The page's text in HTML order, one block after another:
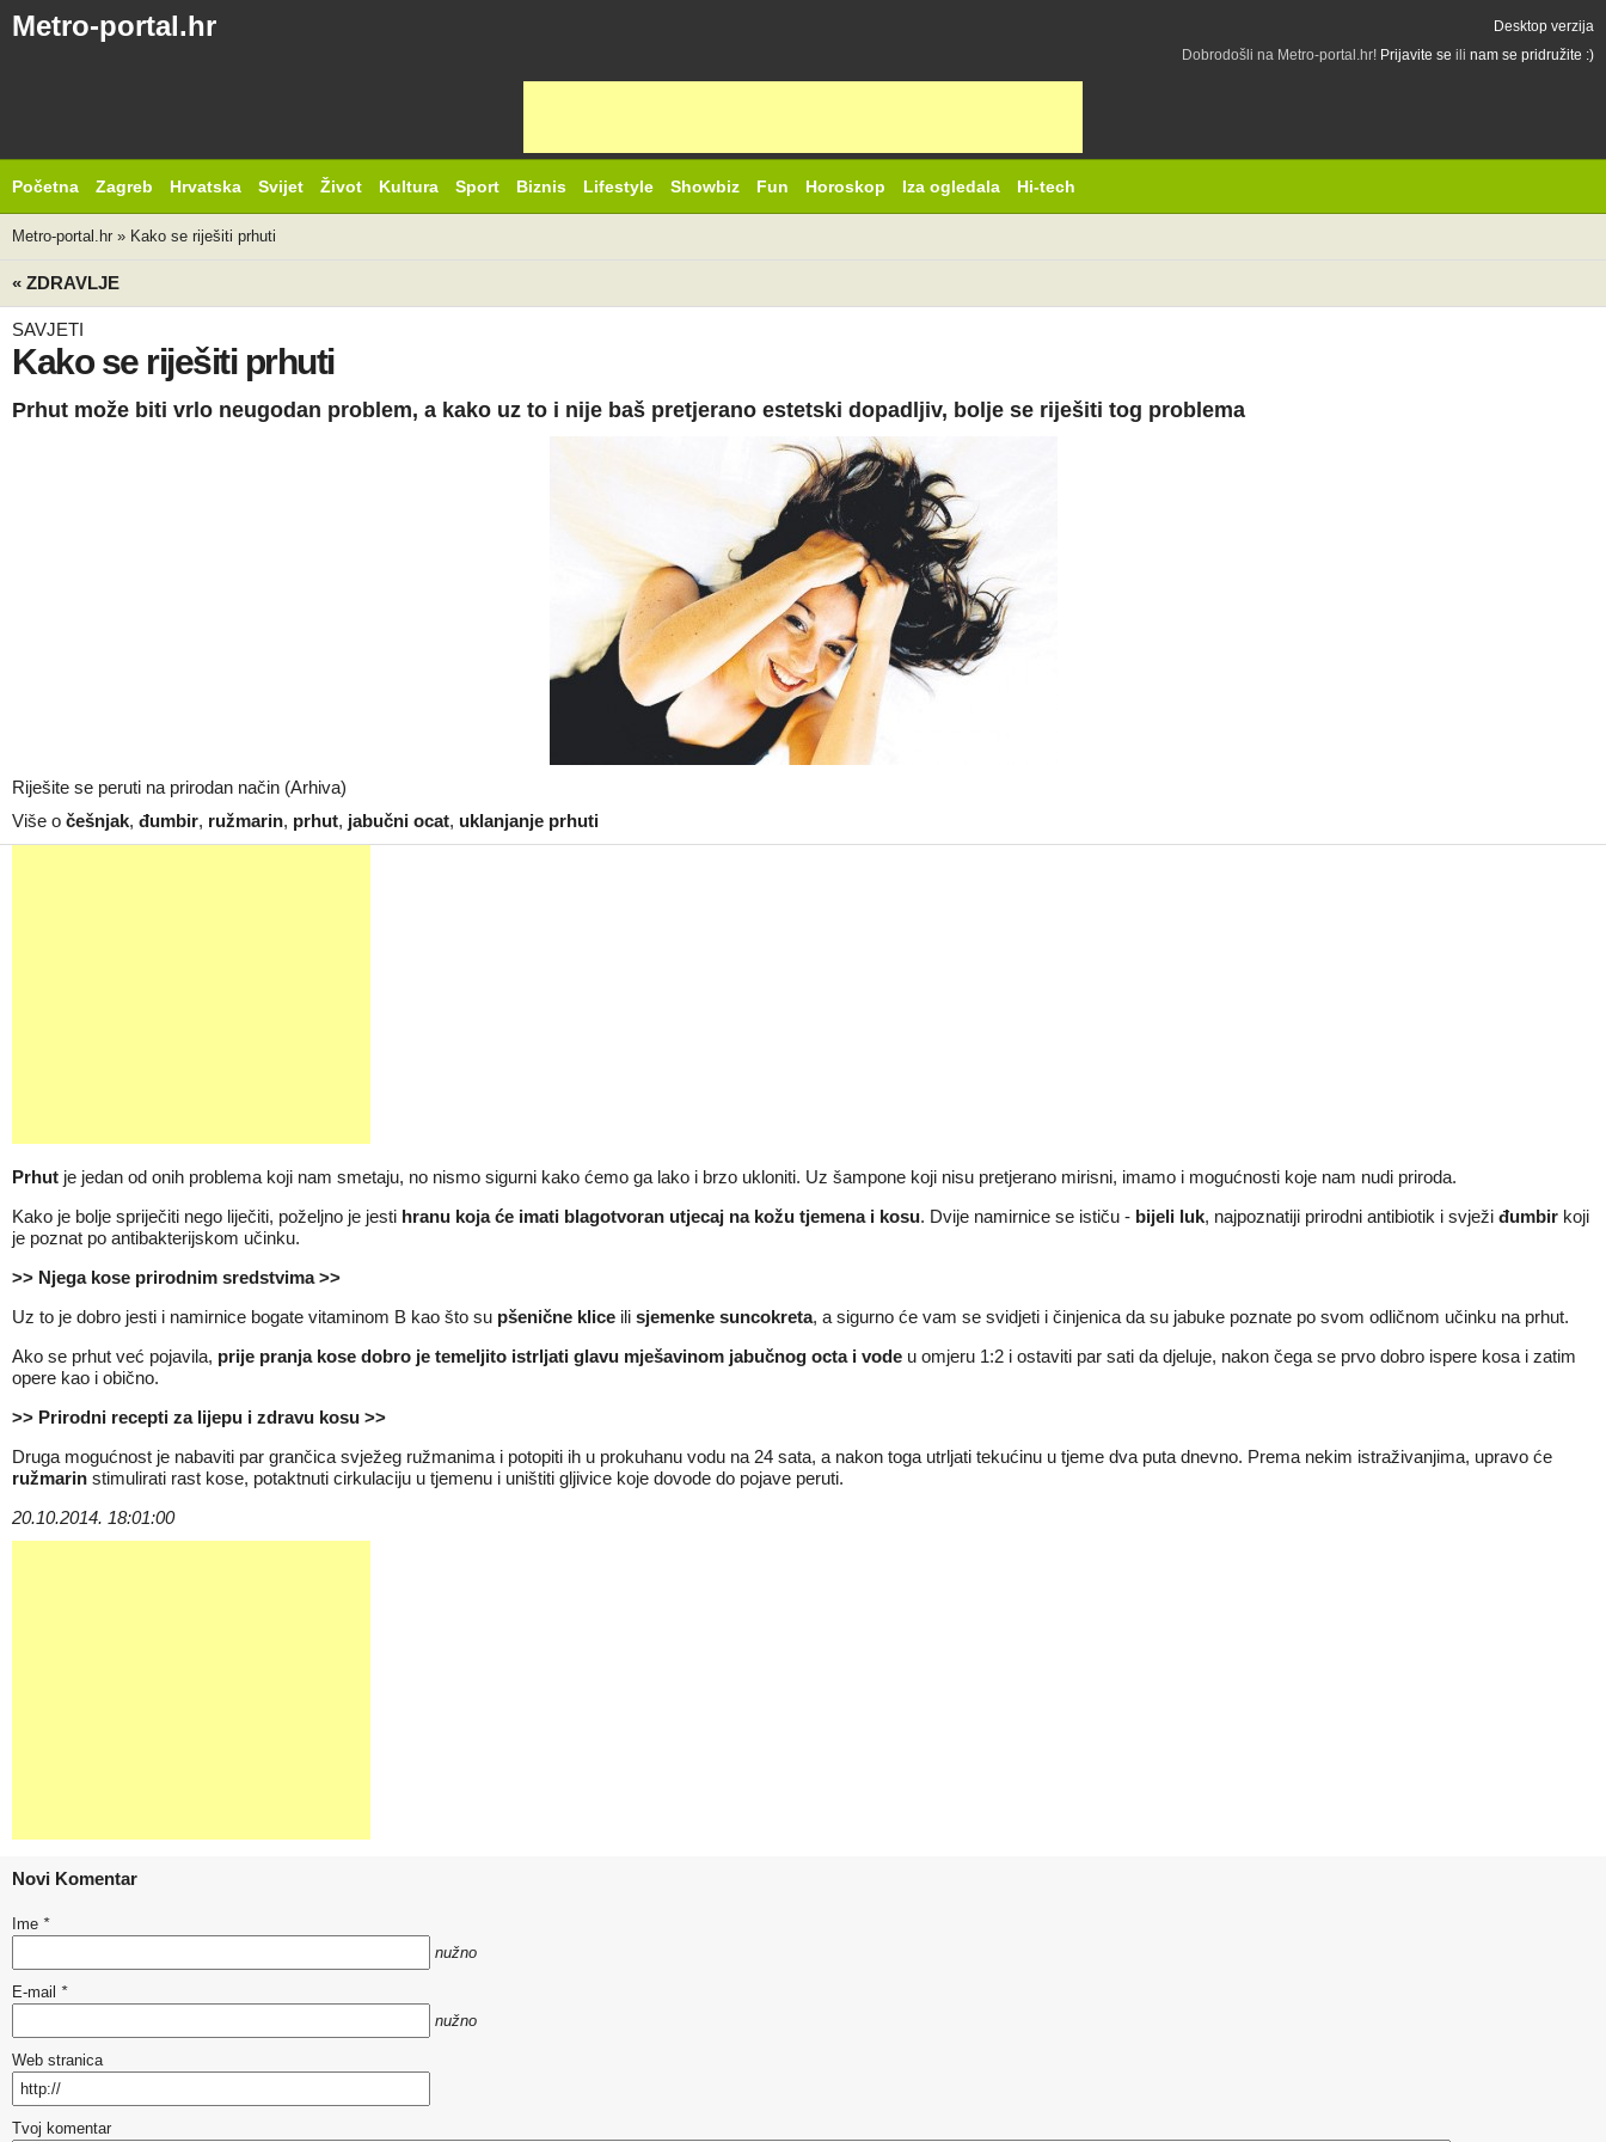
Metro-portal.hr
Desktop verzija
Dobrodošli na Metro-portal.hr! Prijavite se ili nam se pridružite :)
Početna Zagreb Hrvatska Svijet Život Kultura Sport Biznis Lifestyle Showbiz Fun Horoskop Iza ogledala Hi-tech
Metro-portal.hr » Kako se riješiti prhuti
« ZDRAVLJE
SAVJETI
Kako se riješiti prhuti
Prhut može biti vrlo neugodan problem, a kako uz to i nije baš pretjerano estetski dopadljiv, bolje se riješiti tog problema
Riješite se peruti na prirodan način (Arhiva)
Više o češnjak, đumbir, ružmarin, prhut, jabučni ocat, uklanjanje prhuti
Prhut je jedan od onih problema koji nam smetaju, no nismo sigurni kako ćemo ga lako i brzo ukloniti. Uz šampone koji nisu pretjerano mirisni, imamo i mogućnosti koje nam nudi priroda.
Kako je bolje spriječiti nego liječiti, poželjno je jesti hranu koja će imati blagotvoran utjecaj na kožu tjemena i kosu. Dvije namirnice se ističu - bijeli luk, najpoznatiji prirodni antibiotik i svježi đumbir koji
je poznat po antibakterijskom učinku.
>> Njega kose prirodnim sredstvima >>
Uz to je dobro jesti i namirnice bogate vitaminom B kao što su pšenične klice ili sjemenke suncokreta, a sigurno će vam se svidjeti i činjenica da su jabuke poznate po svom odličnom učinku na prhut.
Ako se prhut već pojavila, prije pranja kose dobro je temeljito istrljati glavu mješavinom jabučnog octa i vode u omjeru 1:2 i ostaviti par sati da djeluje, nakon čega se prvo dobro ispere kosa i zatim
opere kao i obično.
>> Prirodni recepti za lijepu i zdravu kosu >>
Druga mogućnost je nabaviti par grančica svježeg ružmanima i potopiti ih u prokuhanu vodu na 24 sata, a nakon toga utrljati tekućinu u tjeme dva puta dnevno. Prema nekim istraživanjima, upravo će
ružmarin stimulirati rast kose, potaktnuti cirkulaciju u tjemenu i uništiti gljivice koje dovode do pojave peruti.
20.10.2014. 18:01:00
Novi Komentar
Ime *
nužno
E-mail *
nužno
Web stranica
Tvoj komentar